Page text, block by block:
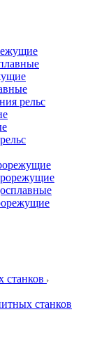
рельс
станков
станков